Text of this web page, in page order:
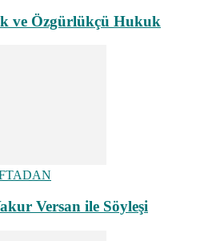
ve Özgürlükçü Hukuk
Versan ile Söyleşi